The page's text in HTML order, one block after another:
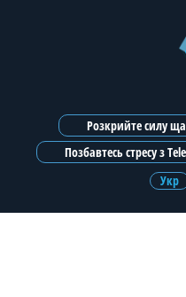
Розкрийте силу
Позбавтесь стресу з
Укр